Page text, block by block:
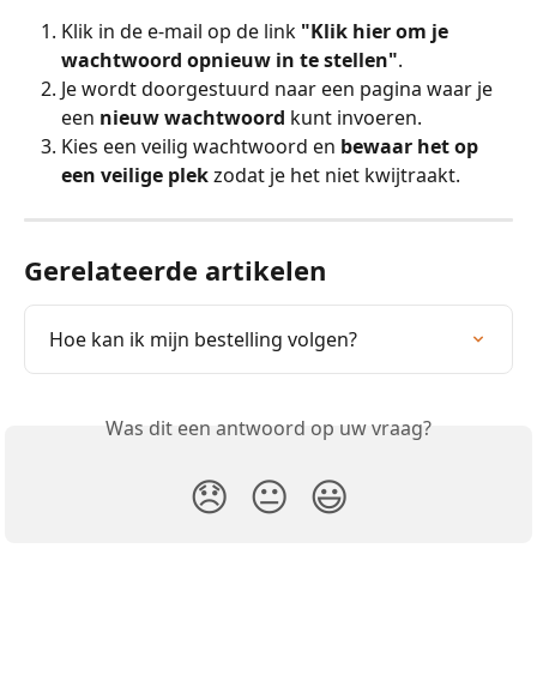
Klik in de e-mail op de link "Klik hier om je
wachtwoord opnieuw in te stellen".
Je wordt doorgestuurd naar een pagina waar je
een nieuw wachtwoord kunt invoeren.
Kies een veilig wachtwoord en bewaar het op
een veilige plek zodat je het niet kwijtraakt.
Gerelateerde artikelen
Hoe kan ik mijn bestelling volgen?
Was dit een antwoord op uw vraag?
😞 😐 😃